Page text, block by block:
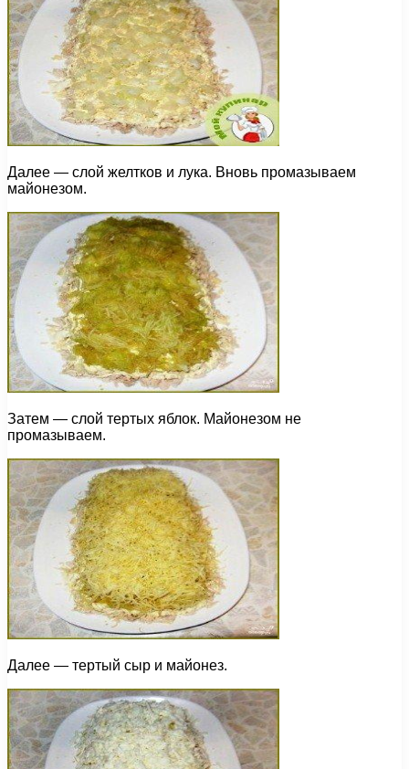
Далее — слой желтков и лука. Вновь промазываем
майонезом.
Затем — слой тертых яблок. Майонезом не
промазываем.
Далее — тертый сыр и майонез.